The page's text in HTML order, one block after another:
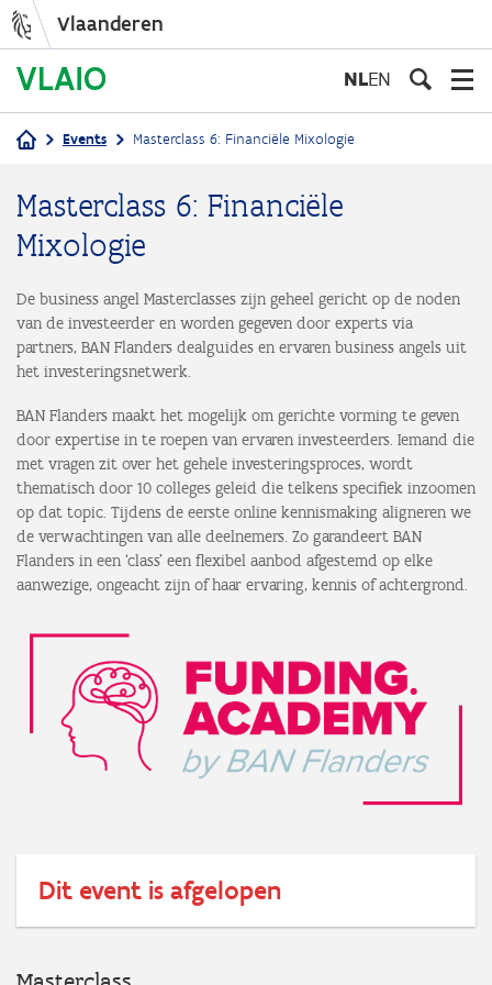
Vlaanderen
NLEN
Events Masterclass 6: Financiële Mixologie
Masterclass 6: Financiële
Mixologie
De business angel Masterclasses zijn geheel gericht op de noden
van de investeerder en worden gegeven door experts via
partners, BAN Flanders dealguides en ervaren business angels uit
het investeringsnetwerk.
BAN Flanders maakt het mogelijk om gerichte vorming te geven
door expertise in te roepen van ervaren investeerders. Iemand die
met vragen zit over het gehele investeringsproces, wordt
thematisch door 10 colleges geleid die telkens specifiek inzoomen
op dat topic. Tijdens de eerste online kennismaking aligneren we
de verwachtingen van alle deelnemers. Zo garandeert BAN
Flanders in een ‘class’ een flexibel aanbod afgestemd op elke
aanwezige, ongeacht zijn of haar ervaring, kennis of achtergrond.
Dit event is afgelopen